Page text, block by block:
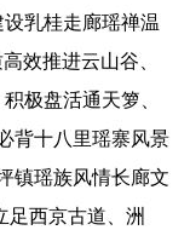
乳桂走廊瑶禅温
效推进云山谷、
极盘活通天箩、
背十八里瑶寨风景
镇瑶族风情长廊文
足西京古道、洲